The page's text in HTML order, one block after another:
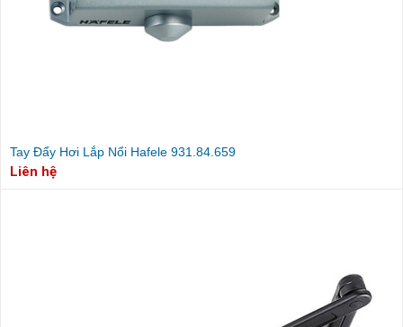
Tay Đẩy Hơi Lắp Nổi Hafele 931.84.659
Liên hệ